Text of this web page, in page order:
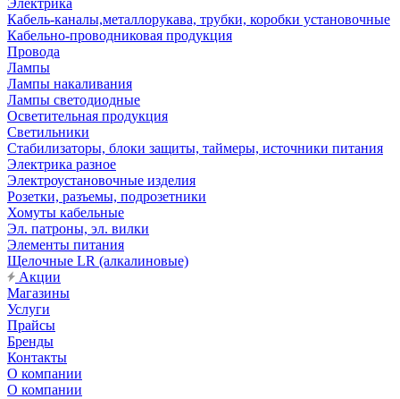
Электрика
Кабель-каналы,металлорукава, трубки, коробки установочные
Кабельно-проводниковая продукция
Провода
Лампы
Лампы накаливания
Лампы светодиодные
Осветительная продукция
Светильники
Стабилизаторы, блоки защиты, таймеры, источники питания
Электрика разное
Электроустановочные изделия
Розетки, разъемы, подрозетники
Хомуты кабельные
Эл. патроны, эл. вилки
Элементы питания
Щелочные LR (алкалиновые)
Акции
Магазины
Услуги
Прайсы
Бренды
Контакты
О компании
О компании